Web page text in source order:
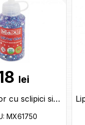
lei
Lipici decor cu sclipici si confetti Maxi tub 60ml.albastru MX61750
MX61750